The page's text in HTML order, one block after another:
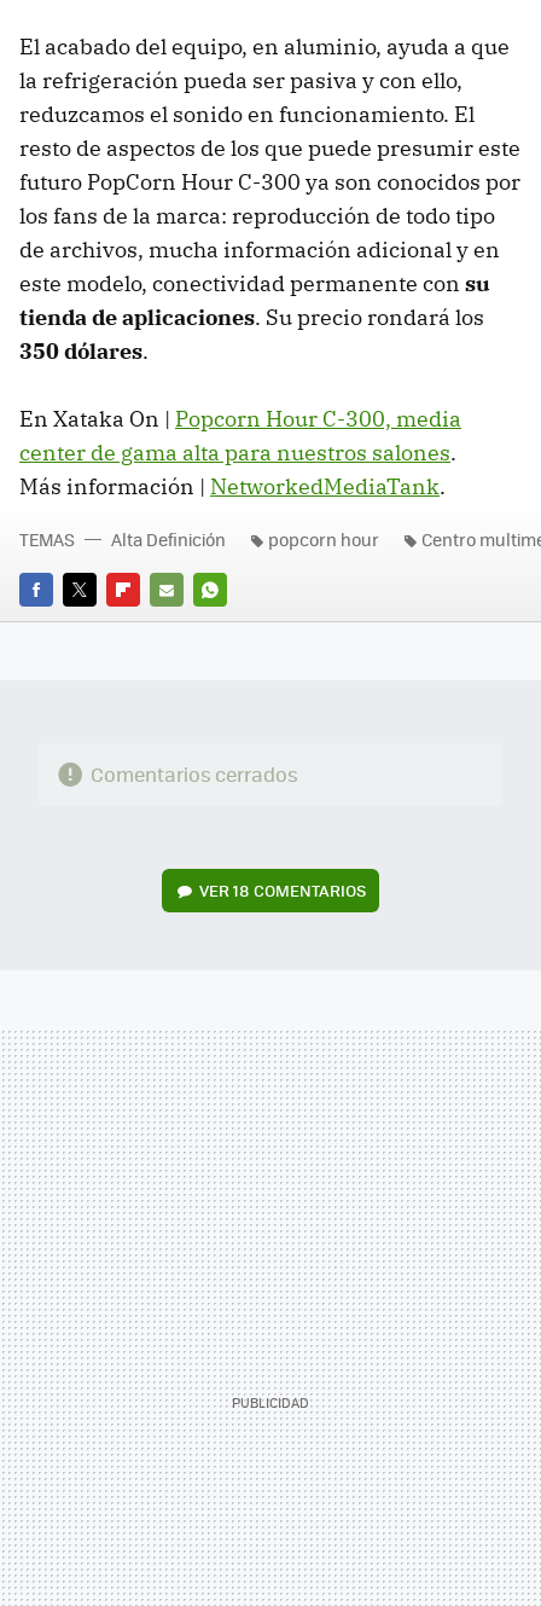
El acabado del equipo, en aluminio, ayuda a que
la refrigeración pueda ser pasiva y con ello,
reduzcamos el sonido en funcionamiento. El
resto de aspectos de los que puede presumir este
futuro PopCorn Hour C-300 ya son conocidos por
los fans de la marca: reproducción de todo tipo
de archivos, mucha información adicional y en
este modelo, conectividad permanente con su
tienda de aplicaciones. Su precio rondará los
350 dólares.
En Xataka On | Popcorn Hour C-300, media
center de gama alta para nuestros salones.
Más información | NetworkedMediaTank.
FACEBOOK
TWITTERFLIPBOARD
E-
WHATSAPP
TEMAS Alta Definición popcorn hour Centro
Comentarios cerrados
VER18 COMENTARIOS